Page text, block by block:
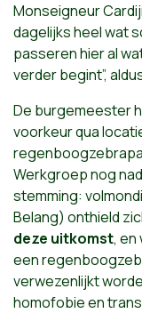
Monseigneur
dagelijks heel wat
passeren hier al
verder begint”,
De burgemeester
voorkeur qua
Werkgroep nog
stemming:
Belang) onthield
deze uitkomst, en
een
verwezenlijkt
homofobie en